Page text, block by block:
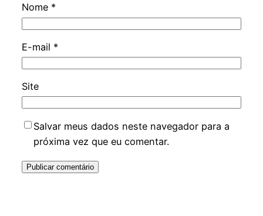
Nome *
E-mail *
Site
Salvar meus dados neste navegador para a
próxima vez que eu comentar.